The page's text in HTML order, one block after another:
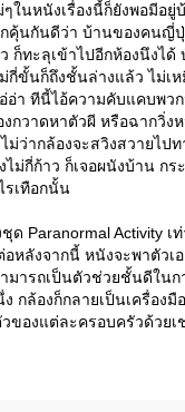
ในหนังเรื่องนี้ก็ยังพอมีอยู่
คุ้นกันดีว่า บ้านของคนญี่
ก็ทะลุเข้าไปอีกห้องนึงได้
กี่ขั้นก็ถึงชั้นล่างแล้ว ไม่เ
อ่า ทีนี้ไอ้ความคับแคบพว
งกวาดหาตัวผี หรือฉากวิ่ง
ม่ว่ากล้องจะสวิงสวายไป
ม่กี่ก้าว ก็เจอผนังบ้าน ก
รเทือกนั้น
Paranormal Activity เ
หลังจากนี้ หนังจะพาตัวเ
มารถเป็นตัวช่วยชั้นดีในก
กล้องก็กลายเป็นเครื่องมื
ของแต่ละครอบครัวด้วยเ